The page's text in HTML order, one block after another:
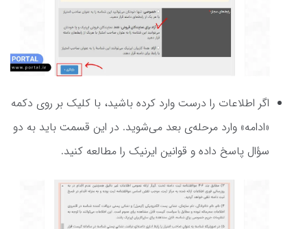
اگر اطلاعات را درست وارد کرده باشید، با کلیک بر روی دکمه‌
«ادامه» وارد مرحله‌ی بعد می‌شوید. در این قسمت باید به دو
سؤال پاسخ داده و قوانین ایرنیک را مطالعه کنید.